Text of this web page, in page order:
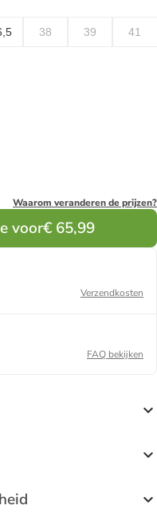
38 39 41
Waarom veranderen de prijzen?
voor€ 65,99
Verzendkosten
FAQ bekijken